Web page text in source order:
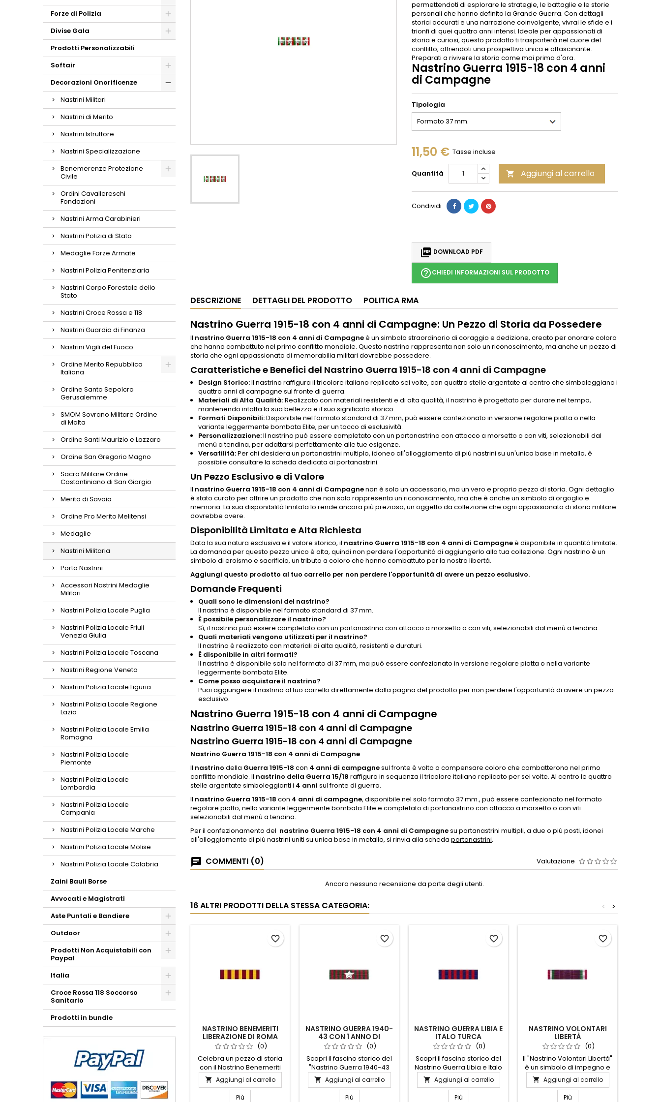
Forze di Polizia
Divise Gala
Prodotti Personalizzabili
Softair
Decorazioni Onorificenze
Nastrini Militari
Nastrini di Merito
Nastrini Istruttore
Nastrini Specializzazione
Benemerenze Protezione
Civile
Ordini Cavallereschi
Fondazioni
Nastrini Arma Carabinieri
Nastrini Polizia di Stato
Medaglie Forze Armate
Nastrini Polizia Penitenziaria
Nastrini Corpo Forestale dello
Stato
Nastrini Croce Rossa e 118
Nastrini Guardia di Finanza
Nastrini Vigili del Fuoco
Ordine Merito Repubblica
Italiana
Ordine Santo Sepolcro
Gerusalemme
SMOM Sovrano Militare Ordine
di Malta
Ordine Santi Maurizio e Lazzaro
Ordine San Gregorio Magno
Sacro Militare Ordine
Costantiniano di San Giorgio
Merito di Savoia
Ordine Pro Merito Melitensi
Medaglie
Nastrini Militaria
Porta Nastrini
Accessori Nastrini Medaglie
Militari
Nastrini Polizia Locale Puglia
Nastrini Polizia Locale Friuli
Venezia Giulia
Nastrini Polizia Locale Toscana
Nastrini Regione Veneto
Nastrini Polizia Locale Liguria
Nastrini Polizia Locale Regione
Lazio
Nastrini Polizia Locale Emilia
Romagna
Nastrini Polizia Locale
Piemonte
Nastrini Polizia Locale
Lombardia
Nastrini Polizia Locale
Campania
Nastrini Polizia Locale Marche
Nastrini Polizia Locale Molise
Nastrini Polizia Locale Calabria
Zaini Bauli Borse
Avvocati e Magistrati
Aste Puntali e Bandiere
Outdoor
Prodotti Non Acquistabili con
Paypal
Italia
Croce Rossa 118 Soccorso
Sanitario
Prodotti in bundle
permettendoti di esplorare le strategie, le battaglie e le storie
personali che hanno definito la Grande Guerra. Con dettagli
storici accurati e una narrazione coinvolgente, vivrai le sfide e i
trionfi di quei quattro anni intensi. Ideale per appassionati di
storia e curiosi, questo prodotto ti trasporterà nel cuore del
conflitto, offrendoti una prospettiva unica e affascinante.
Preparati a rivivere la storia come mai prima d'ora.
Nastrino Guerra 1915-18 con 4 anni
di Campagne
Tipologia
11,50 € Tasse incluse
Quantità  Aggiungi al carrello
Condividi
 DOWNLOAD PDF
help_outlineCHIEDI INFORMAZIONI SUL PRODOTTO
DESCRIZIONE DETTAGLI DEL PRODOTTO POLITICA RMA
Nastrino Guerra 1915-18 con 4 anni di Campagne: Un Pezzo di Storia da Possedere
Il nastrino Guerra 1915-18 con 4 anni di Campagneè un simbolo straordinario di coraggio e dedizione, creato per onorare coloro
che hanno combattuto nel primo conflitto mondiale. Questo nastrino rappresenta non solo un riconoscimento, ma anche un pezzo di
storia che ogni appassionato di memorabilia militari dovrebbe possedere.
Caratteristiche e Benefici del Nastrino Guerra 1915-18 con 4 anni di Campagne
Design Storico:Il nastrino raffigura il tricolore italiano replicato sei volte, con quattro stelle argentate al centro che simboleggiano i
quattro anni di campagne sul fronte di guerra.
Materiali di Alta Qualità:Realizzato con materiali resistenti e di alta qualità, il nastrino è progettato per durare nel tempo,
mantenendo intatta la sua bellezza e il suo significato storico.
Formati Disponibili:Disponibile nel formato standard di 37 mm, può essere confezionato in versione regolare piatta o nella
variante leggermente bombata Elite, per un tocco di esclusività.
Personalizzazione:Il nastrino può essere completato con un portanastrino con attacco a morsetto o con viti, selezionabili dal
menù a tendina, per adattarsi perfettamente alle tue esigenze.
Versatilità:Per chi desidera un portanastrini multiplo, idoneo all'alloggiamento di più nastrini su un'unica base in metallo, è
possibile consultare la scheda dedicata ai portanastrini.
Un Pezzo Esclusivo e di Valore
Il nastrino Guerra 1915-18 con 4 anni di Campagnenon è solo un accessorio, ma un vero e proprio pezzo di storia. Ogni dettaglio
è stato curato per offrire un prodotto che non solo rappresenta un riconoscimento, ma che è anche un simbolo di orgoglio e
memoria. La sua disponibilità limitata lo rende ancora più prezioso, un oggetto da collezione che ogni appassionato di storia militare
dovrebbe avere.
Disponibilità Limitata e Alta Richiesta
Data la sua natura esclusiva e il valore storico, il nastrino Guerra 1915-18 con 4 anni di Campagneè disponibile in quantità limitate.
La domanda per questo pezzo unico è alta, quindi non perdere l'opportunità di aggiungerlo alla tua collezione. Ogni nastrino è un
simbolo di eroismo e sacrificio, un tributo a coloro che hanno combattuto per la nostra libertà.
Aggiungi questo prodotto al tuo carrello per non perdere l'opportunità di avere un pezzo esclusivo.
Domande Frequenti
Quali sono le dimensioni del nastrino?
Il nastrino è disponibile nel formato standard di 37 mm.
È possibile personalizzare il nastrino?
Sì, il nastrino può essere completato con un portanastrino con attacco a morsetto o con viti, selezionabili dal menù a tendina.
Quali materiali vengono utilizzati per il nastrino?
Il nastrino è realizzato con materiali di alta qualità, resistenti e duraturi.
È disponibile in altri formati?
Il nastrino è disponibile solo nel formato di 37 mm, ma può essere confezionato in versione regolare piatta o nella variante
leggermente bombata Elite.
Come posso acquistare il nastrino?
Puoi aggiungere il nastrino al tuo carrello direttamente dalla pagina del prodotto per non perdere l'opportunità di avere un pezzo
esclusivo.
Nastrino Guerra 1915-18 con 4 anni di Campagne
Nastrino Guerra 1915-18 con 4 anni di Campagne
Nastrino Guerra 1915-18 con 4 anni di Campagne
Nastrino Guerra 1915-18 con 4 anni di Campagne
Il nastrino della Guerra 1915-18 con 4 anni di campagnesul fronte è volto a compensare coloro che combatterono nel primo
conflitto mondiale. Il nastrino della Guerra 15/18 raffigura in sequenza il tricolore italiano replicato per sei volte. Al centro le quattro
stelle argentate simboleggianti i 4 anni sul fronte di guerra.
Il nastrino Guerra 1915-18 con 4 anni di campagne, disponibile nel solo formato 37 mm., può essere confezionato nel formato
regolare piatto, nella variante leggermente bombata Elite e completato di portanastrino con attacco a morsetto o con viti
selezionabili dal menù a tendina.
Per il confezionamento del nastrino Guerra 1915-18 con 4 anni di Campagnesu portanastrini multipli, a due o più posti, idonei
all'alloggiamento di più nastrini uniti su unica base in metallo, si rinvia alla scheda portanastrini.
COMMENTI (0) Valutazione
Ancora nessuna recensione da parte degli utenti.
16 ALTRI PRODOTTI DELLA STESSA CATEGORIA: >
<
NASTRINO BENEMERITI
LIBERAZIONE DI ROMA
1849-1870(0)
Celebra un pezzo di storia
con il Nastrino Benemeriti
Liberazione di Roma 1849-
1870. Questo distintivo onora
coloro che hanno
 Aggiungi al carrello
Più
favorite_border
NASTRINO GUERRA 1940-
43 CON 1 ANNO DI
CAMPAGNA(0)
Scopri il fascino storico del
"Nastrino Guerra 1940-43
con 1 Anno di Campagna",
un simbolo di coraggio e
dedizione. Questo nastrino
 Aggiungi al carrello
Più
favorite_border
NASTRINO GUERRA LIBIA E
ITALO TURCA
(0)
Scopri il fascino storico del
Nastrino Guerra Libia e Italo
Turca, un simbolo di
coraggio e dedizione.
Questo nastrino, ricco di
 Aggiungi al carrello
Più
favorite_border
NASTRINO VOLONTARI
LIBERTÀ
(0)
Il "Nastrino Volontari Libertà"
è un simbolo di impegno e
dedizione verso la causa
della libertà. Realizzato con
materiali di alta qualità,
 Aggiungi al carrello
Più
favorite_border